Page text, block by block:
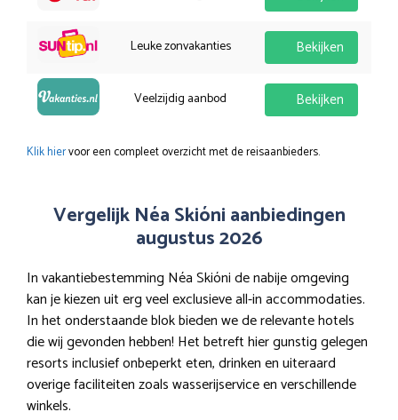
Leuke zonvakanties Bekijken
Veelzijdig aanbod Bekijken
Klik hiervoor een compleet overzicht met de reisaanbieders.
Vergelijk Néa Skióni aanbiedingen
augustus 2026
In vakantiebestemming Néa Skióni de nabije omgeving
kan je kiezen uit erg veel exclusieve all-in accommodaties.
In het onderstaande blok bieden we de relevante hotels
die wij gevonden hebben! Het betreft hier gunstig gelegen
resorts inclusief onbeperkt eten, drinken en uiteraard
overige faciliteiten zoals wasserijservice en verschillende
winkels.